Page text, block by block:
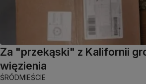
Za "przekąski" z Kalifornii
więzienia
ŚRÓDMIEŚCIE